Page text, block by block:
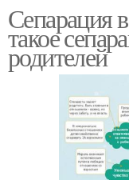
Сепарация
такое
родителей